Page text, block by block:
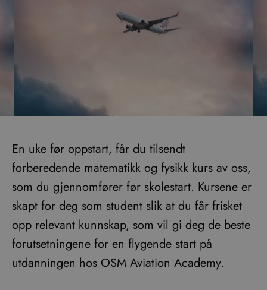
En uke før oppstart, får du tilsendt
forberedende matematikk og fysikk kurs av oss,
som du gjennomfører før skolestart. Kursene er
skapt for deg som student slik at du får frisket
opp relevant kunnskap, som vil gi deg de beste
forutsetningene for en flygende start på
utdanningen hos OSM Aviation Academy.